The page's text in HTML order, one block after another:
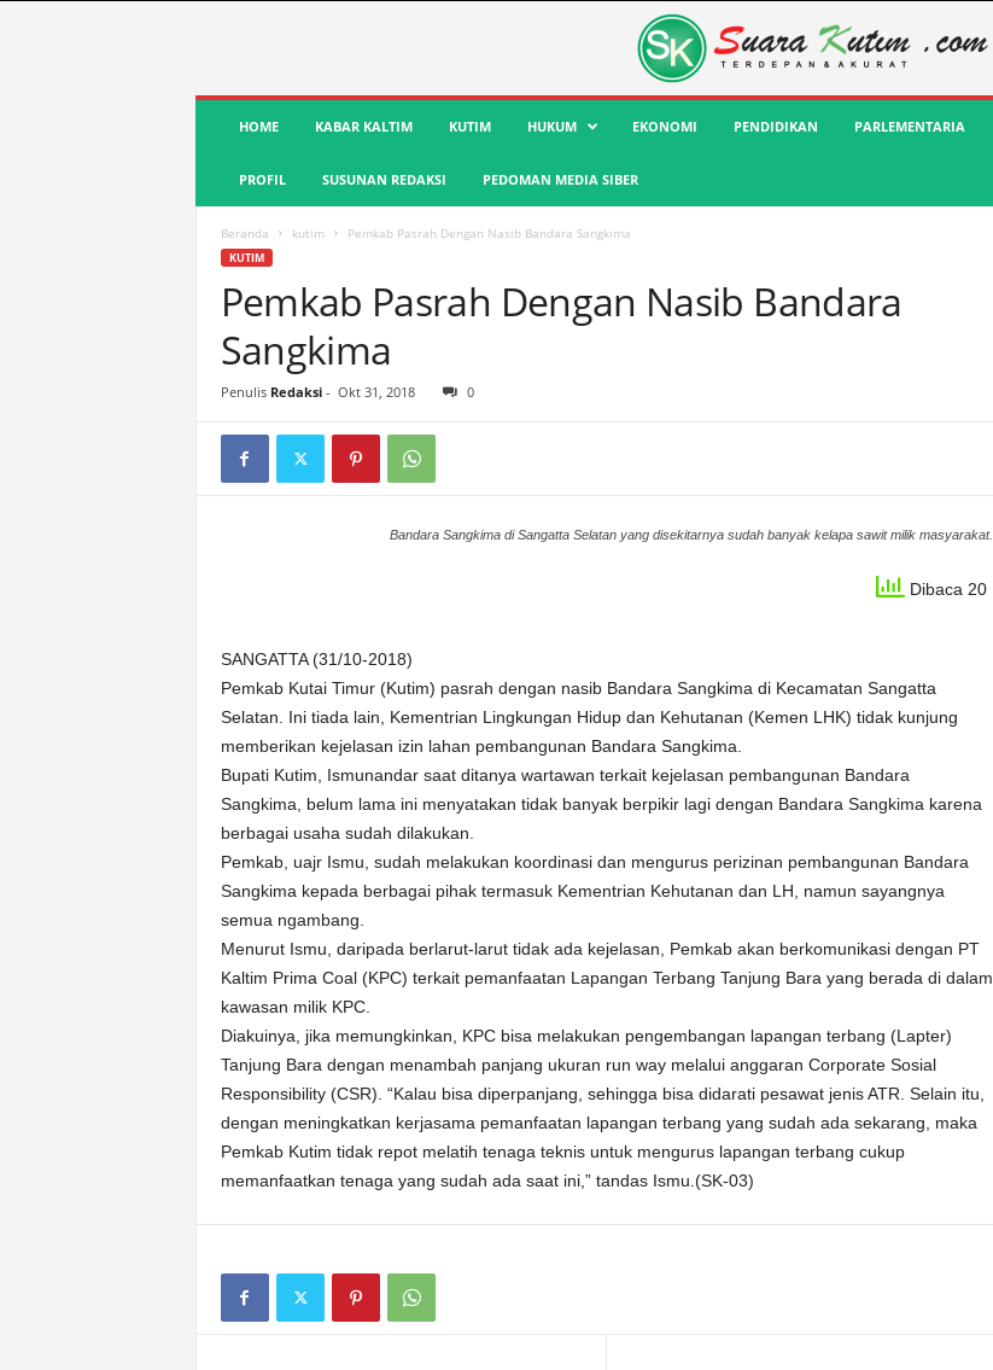
a
HOME KABAR KALTIM KUTIM HUKUM EKONOMI PENDIDIKAN PARLEMENTARIA
PROFIL SUSUNAN REDAKSI PEDOMAN MEDIA SIBER
Beranda kutim Pemkab Pasrah Dengan Nasib Bandara Sangkima
KUTIM
Pemkab Pasrah Dengan Nasib Bandara
Sangkima
Penulis Redaksi- Okt 31, 2018 0
Bandara Sangkima di Sangatta Selatan yang disekitarnya sudah banyak kelapa sawit milik masyarakat.
Dibaca 20
SANGATTA (31/10-2018)
Pemkab Kutai Timur (Kutim) pasrah dengan nasib Bandara Sangkima di Kecamatan Sangatta
Selatan. Ini tiada lain, Kementrian Lingkungan Hidup dan Kehutanan (Kemen LHK) tidak kunjung
memberikan kejelasan izin lahan pembangunan Bandara Sangkima.
Bupati Kutim, Ismunandar saat ditanya wartawan terkait kejelasan pembangunan Bandara
Sangkima, belum lama ini menyatakan tidak banyak berpikir lagi dengan Bandara Sangkima karena
berbagai usaha sudah dilakukan.
Pemkab, uajr Ismu, sudah melakukan koordinasi dan mengurus perizinan pembangunan Bandara
Sangkima kepada berbagai pihak termasuk Kementrian Kehutanan dan LH, namun sayangnya
semua ngambang.
Menurut Ismu, daripada berlarut-larut tidak ada kejelasan, Pemkab akan berkomunikasi dengan PT
Kaltim Prima Coal (KPC) terkait pemanfaatan Lapangan Terbang Tanjung Bara yang berada di dalam
kawasan milik KPC.
Diakuinya, jika memungkinkan, KPC bisa melakukan pengembangan lapangan terbang (Lapter)
Tanjung Bara dengan menambah panjang ukuran run way melalui anggaran Corporate Sosial
Responsibility (CSR). “Kalau bisa diperpanjang, sehingga bisa didarati pesawat jenis ATR. Selain itu,
dengan meningkatkan kerjasama pemanfaatan lapangan terbang yang sudah ada sekarang, maka
Pemkab Kutim tidak repot melatih tenaga teknis untuk mengurus lapangan terbang cukup
memanfaatkan tenaga yang sudah ada saat ini,” tandas Ismu.(SK-03)